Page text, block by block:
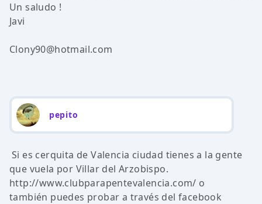
Un saludo !
Javi
Clony90@hotmail.com
pepito
Si es cerquita de Valencia ciudad tienes a la gente
que vuela por Villar del Arzobispo.
http://www.clubparapentevalencia.com/ o
también puedes probar a través del facebook